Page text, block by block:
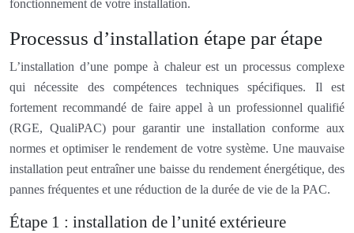
fonctionnement de votre installation.
Processus d’installation étape par étape
L’installation d’une pompe à chaleur est un processus complexe
qui nécessite des compétences techniques spécifiques. Il est
fortement recommandé de faire appel à un professionnel qualifié
(RGE, QualiPAC) pour garantir une installation conforme aux
normes et optimiser le rendement de votre système. Une mauvaise
installation peut entraîner une baisse du rendement énergétique, des
pannes fréquentes et une réduction de la durée de vie de la PAC.
Étape 1 : installation de l’unité extérieure